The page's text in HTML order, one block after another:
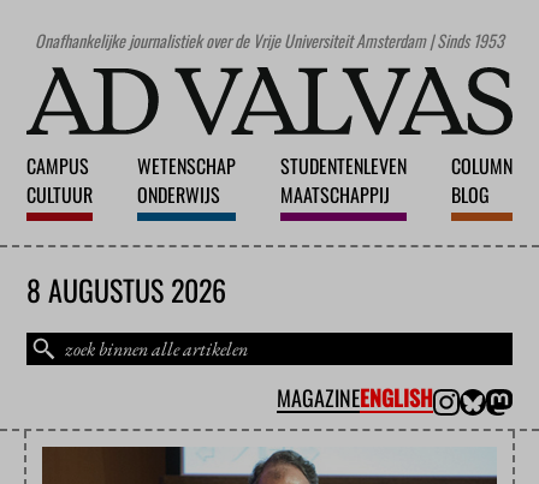
Onafhankelijke journalistiek over de Vrije Universiteit Amsterdam | Sinds 1953
CAMPUS
CULTUUR
WETENSCHAP
ONDERWIJS
STUDENTENLEVEN
MAATSCHAPPIJ
COLUMN
BLOG
8 AUGUSTUS 2026
MAGAZINEENGLISH